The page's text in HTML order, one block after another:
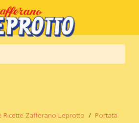
Ricette Zafferano Leprotto
Portata